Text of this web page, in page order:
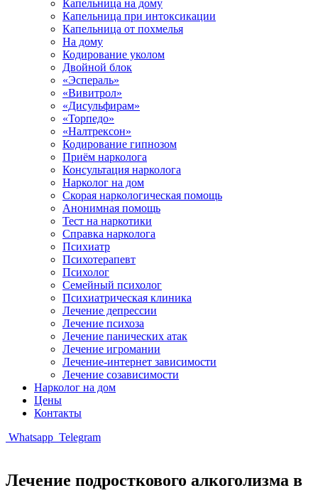
Капельница на дому
Капельница при интоксикации
Капельница от похмелья
На дому
Кодирование уколом
Двойной блок
«Эспераль»
«Вивитрол»
«Дисульфирам»
«Торпедо»
«Налтрексон»
Кодирование гипнозом
Приём нарколога
Консультация нарколога
Нарколог на дом
Скорая наркологическая помощь
Анонимная помощь
Тест на наркотики
Справка нарколога
Психиатр
Психотерапевт
Психолог
Семейный психолог
Психиатрическая клиника
Лечение депрессии
Лечение психоза
Лечение панических атак
Лечение игромании
Лечение-интернет зависимости
Лечение созависимости
Нарколог на дом
Цены
Контакты
Whatsapp Telegram
Лечение подросткового алкоголизма в